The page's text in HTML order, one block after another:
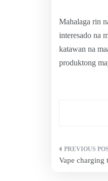
Mahalaga rin
interesado na
katawan na
produktong
Post
Vape charging